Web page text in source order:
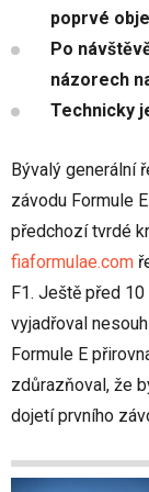
poprvé
Po
názorech
Technicky
Bývalý generální
závodu Formule
předchozí tvrdé
fiaformulae.com
F1. Ještě před
vyjadřoval
Formule E
zdůrazňoval, že
dojetí prvního